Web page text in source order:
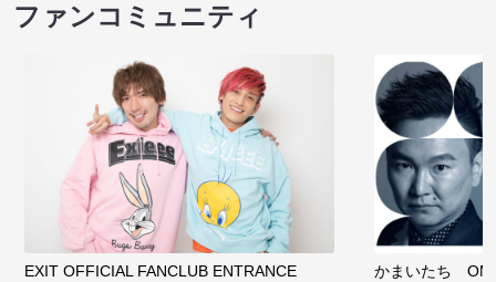
ファンコミュニティ
EXIT OFFICIAL FANCLUB ENTRANCE かまいたち